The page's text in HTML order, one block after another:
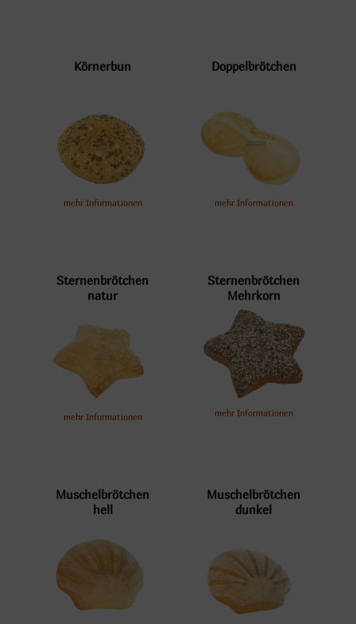
Körnerbun
mehr Informationen
Doppelbrötchen
mehr Informationen
Sternenbrötchen
natur
mehr Informationen
Sternenbrötchen
Mehrkorn
mehr Informationen
Muschelbrötchen
hell
Muschelbrötchen
dunkel